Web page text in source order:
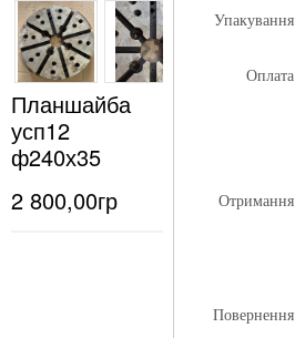
Планшайба
усп12
ф240х35
2 800,00гр
Упакування
Оплата
Отримання
Повернення